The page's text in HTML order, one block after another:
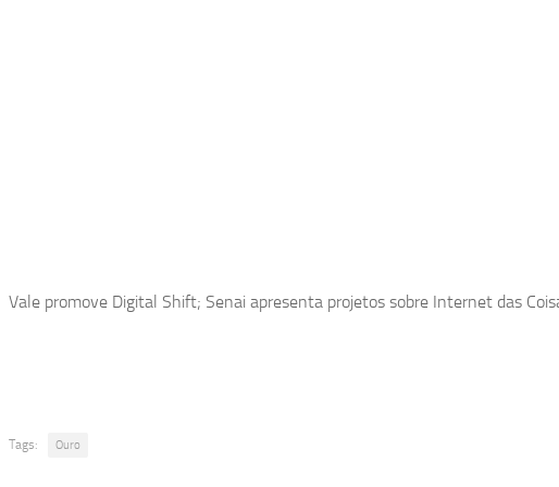
Vale promove Digital Shift; Senai apresenta projetos sobre Internet das
Tags: Ouro